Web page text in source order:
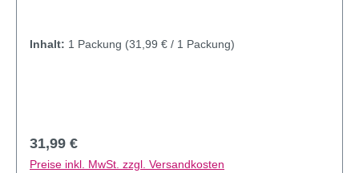
Inhalt: 1 Packung (31,99 € / 1 Packung)
Regulärer Preis:
31,99 €
Preise inkl. MwSt. zzgl. Versandkosten